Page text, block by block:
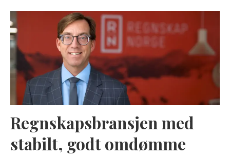
Regnskapsbransjen med
stabilt, godt omdømme